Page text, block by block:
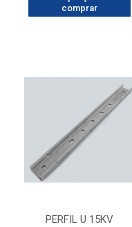
comprar
PERFIL U 15KV